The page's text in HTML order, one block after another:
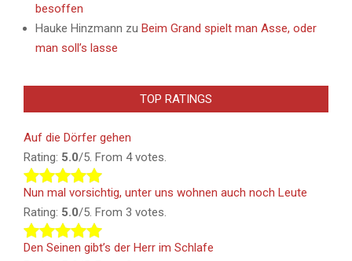
besoffen
Hauke Hinzmann zu Beim Grand spielt man Asse, oder
man soll’s lasse
TOP RATINGS
Auf die Dörfer gehen
Rating: 5.0/5. From 4 votes.
Nun mal vorsichtig, unter uns wohnen auch noch Leute
Rating: 5.0/5. From 3 votes.
Den Seinen gibt’s der Herr im Schlafe